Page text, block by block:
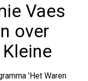
Vaes
over
'Het Waren